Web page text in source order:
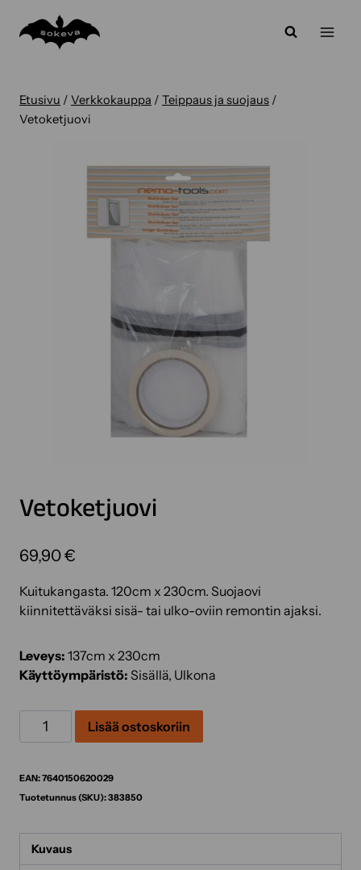
sisältöön
Etusivu / Verkkokauppa / Teippaus ja suojaus /
Vetoketjuovi
Vetoketjuovi
69,90€
Kuitukangasta. 120cm x 230cm. Suojaovi
kiinnitettäväksi sisä- tai ulko-oviin remontin ajaksi.
Leveys: 137cm x 230cm
Käyttöympäristö: Sisällä, Ulkona
Vetoketjuovi
määrä
Lisää ostoskoriin
EAN:7640150620029
Tuotetunnus (SKU):383850
Kuvaus